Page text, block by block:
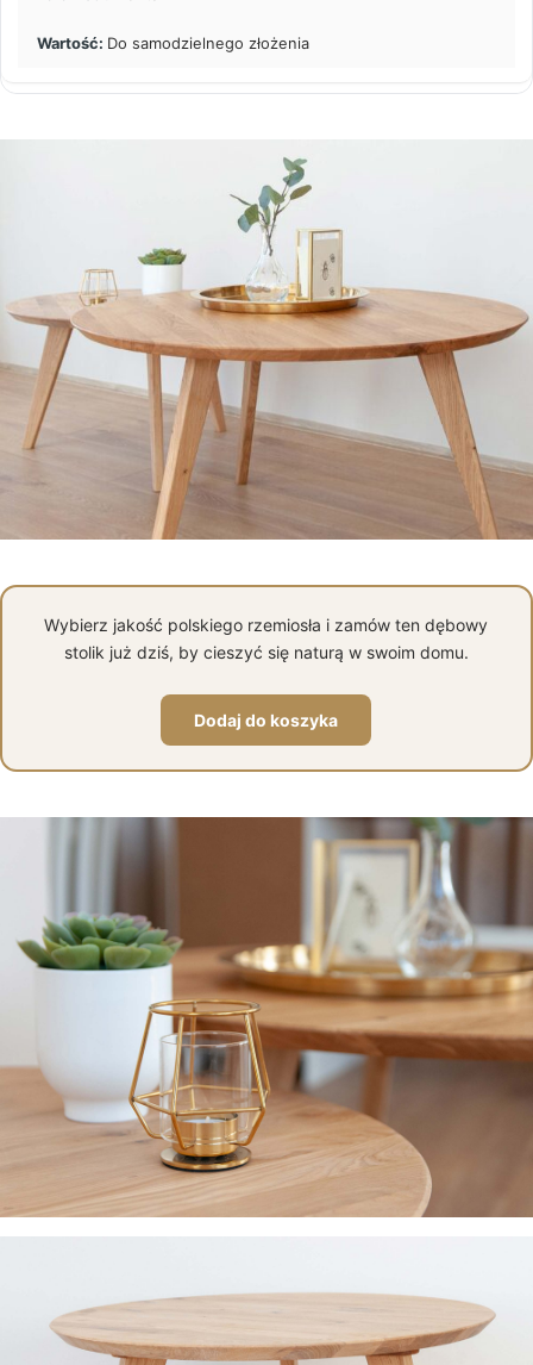
Do samodzielnego złożenia
Wybierz jakość polskiego rzemiosła i zamów ten dębowy
stolik już dziś, by cieszyć się naturą w swoim domu.
Dodaj do koszyka